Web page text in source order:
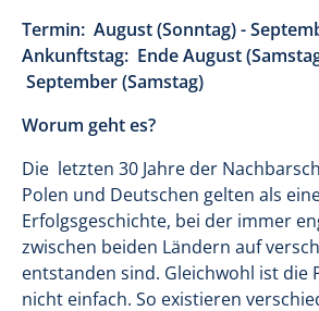
Termin: August (Sonntag) -
Ankunftstag: Ende August
September (Samstag)
Worum geht es?
Die letzten 30 Jahre der
Polen und Deutschen gelten als
Erfolgsgeschichte, bei der immer
zwischen beiden Ländern auf
entstanden sind. Gleichwohl ist die
nicht einfach. So existieren